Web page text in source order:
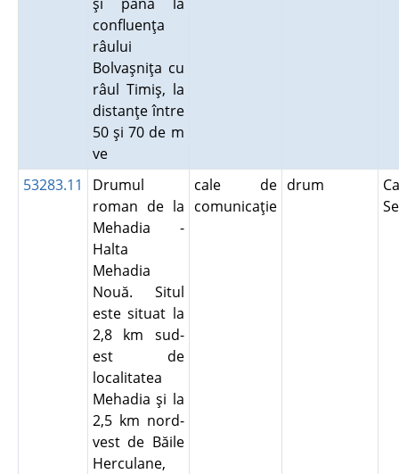
confluenţa
râului
Bolvaşniţa cu
râul Timiş, la
distanţe între
50 şi 70 de m
ve
53283.11
Drumul
roman de la
Mehadia -
Halta
Mehadia
Nouă. Situl
este situat la
2,8 km sud-
est de
localitatea
Mehadia şi la
2,5 km nord-
vest de Băile
Herculane,
cale de
comunicaţie
drum